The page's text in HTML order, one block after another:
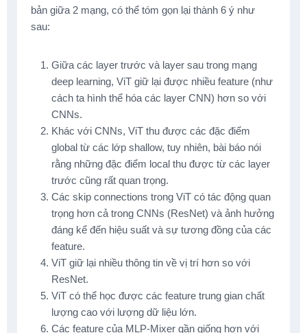
bản giữa 2 mạng, có thể tóm gọn lại thành 6 ý như
sau:
Giữa các layer trước và layer sau trong mạng
deep learning, ViT giữ lại được nhiều feature (như
cách ta hình thể hóa các layer CNN) hơn so với
CNNs.
Khác với CNNs, ViT thu được các đặc điểm
global từ các lớp shallow, tuy nhiên, bài báo nói
rằng những đặc điểm local thu được từ các layer
trước cũng rất quan trọng.
Các skip connections trong ViT có tác động quan
trọng hơn cả trong CNNs (ResNet) và ảnh hưởng
đáng kể đến hiệu suất và sự tương đồng của các
feature.
ViT giữ lại nhiều thông tin về vị trí hơn so với
ResNet.
ViT có thể học được các feature trung gian chất
lượng cao với lượng dữ liệu lớn.
Các feature của MLP-Mixer gần giống hơn với